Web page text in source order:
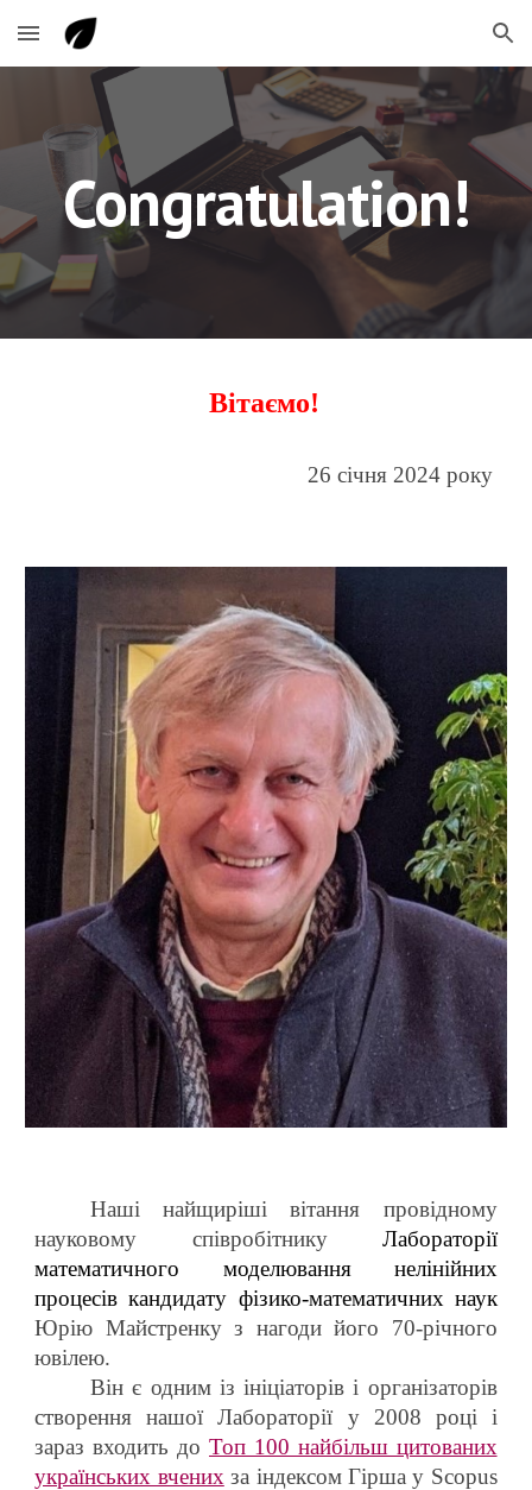
Skip to main content Skip to navigation
Congratulation!
Вітаємо!
26 січня 2024 року
Наші найщиріші вітання провідному
науковому співробітнику Лабораторії
математичного моделювання нелінійних
процесів кандидату фізико-математичних наук
Юрію Майстренку з нагоди його 70-річного
ювілею.
Він є одним із ініціаторів і організаторів
створення нашої Лабораторії у 2008 році і
зараз входить до Топ 100 найбільш цитованих
українських вчених за індексом Гірша у Scopus